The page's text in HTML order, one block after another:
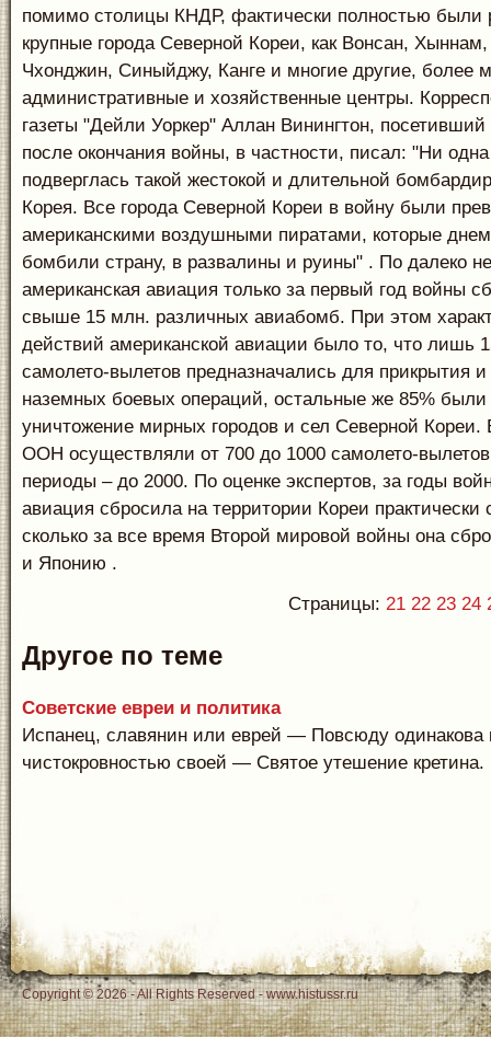
помимо столицы КНДР, фактически полностью были
крупные города Северной Кореи, как Вонсан,
Чхонджин, Синыйджу, Канге и многие другие, более
административные и хозяйственные центры.
газеты "Дейли Уоркер" Аллан Винингтон,
после окончания войны, в частности, писал: "Ни
подверглась такой жестокой и длительной
Корея. Все города Северной Кореи в войну были
американскими воздушными пиратами, которые
бомбили страну, в развалины и руины" . По далеко
американская авиация только за первый год войны
свыше 15 млн. различных авиабомб. При этом
действий американской авиации было то, что лишь
самолето-вылетов предназначались для прикрытия
наземных боевых операций, остальные же 85%
уничтожение мирных городов и сел Северной Кореи.
ООН осуществляли от 700 до 1000 самолето-
периоды – до 2000. По оценке экспертов, за годы
авиация сбросила на территории Кореи практически
сколько за все время Второй мировой войны она
и Японию .
Страницы: 21 22 23 24
Другое по теме
Советские евреи и политика
Испанец, славянин или еврей — Повсюду одинакова
чистокровностью своей — Святое утешение
Copyright © 2026 - All Rights Reserved - www.histussr.ru